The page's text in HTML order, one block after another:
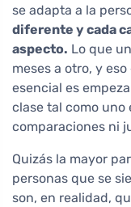
se adapta a la
diferente y cada
aspecto. Lo que
meses a otro, y
esencial es
clase tal como uno
comparaciones ni
Quizás la mayor
personas que se
son, en realidad,